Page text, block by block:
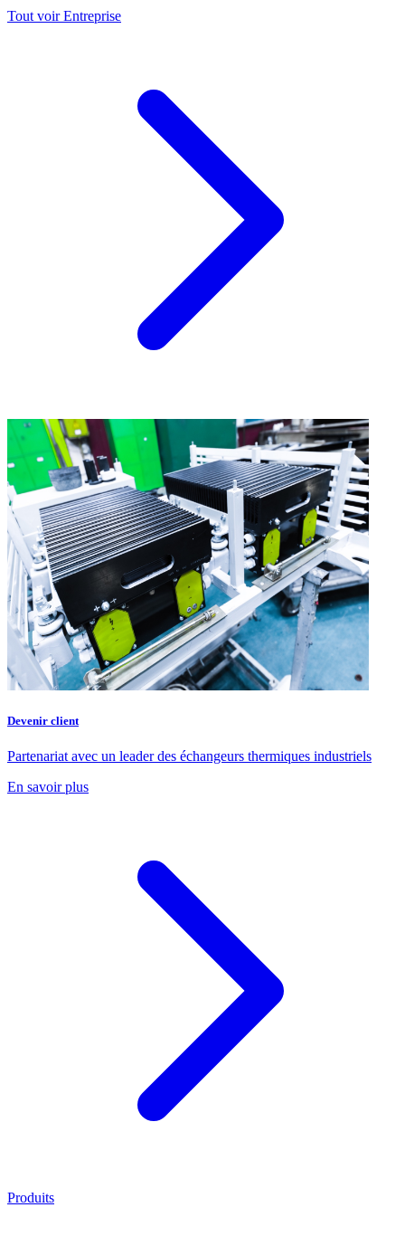
Tout voir Entreprise
Devenir client
Partenariat avec un leader des échangeurs thermiques industriels
En savoir plus
Produits